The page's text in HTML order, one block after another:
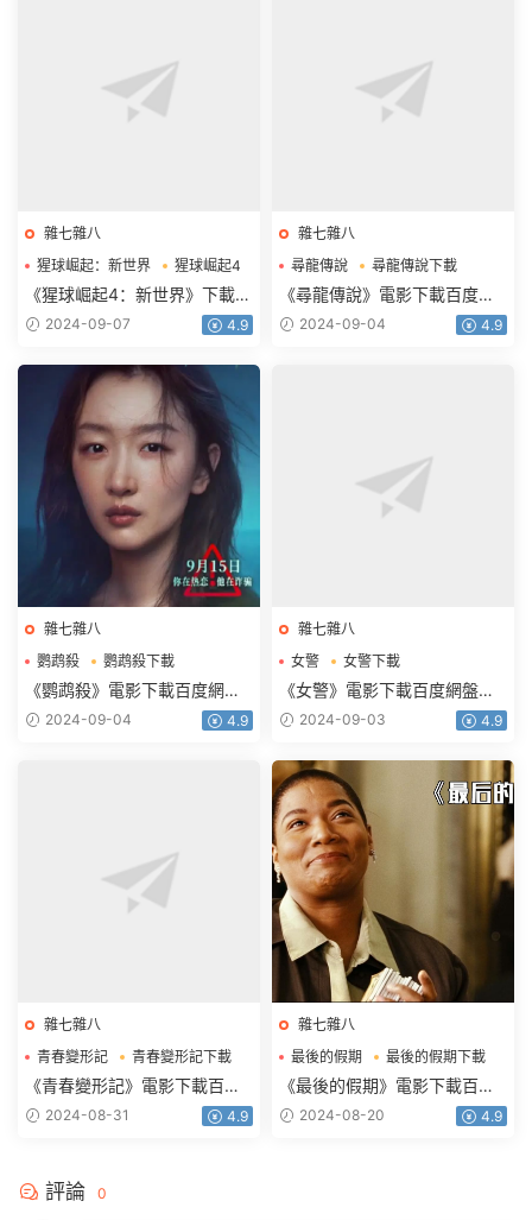
雜七雜八
猩球崛起：新世界
猩球崛起4
猩球崛起4下載
《猩球崛起4：新世界》下載電
影百度網盤BD國英雙語雙字
2024-09-07 4.9
雜七雜八
尋龍傳說
尋龍傳說下載
尋龍傳說電影下載
《尋龍傳說》電影下載百度網
盤2021藍光國語英雙字
2024-09-04 4.9
雜七雜八
鹦鹉殺
鹦鹉殺下載
鹦鹉殺電影下載
《鹦鹉殺》電影下載百度網盤
2023_HD國語中字2.16GB
2024-09-04 4.9
雜七雜八
女警
女警下載
女警電影下載
《女警》電影下載百度網盤
HD.720p.韓語中字1.27GB
2024-09-03 4.9
雜七雜八
青春變形記
青春變形記下載
青春變形記電影下載
《青春變形記》電影下載百度
網盤藍光國粵英3語中字
2024-08-31 4.9
雜七雜八
最後的假期
最後的假期下載
最後的假期電影下載
《最後的假期》電影下載百度
網盤0.94G中英雙字
2024-08-20 4.9
評論 0